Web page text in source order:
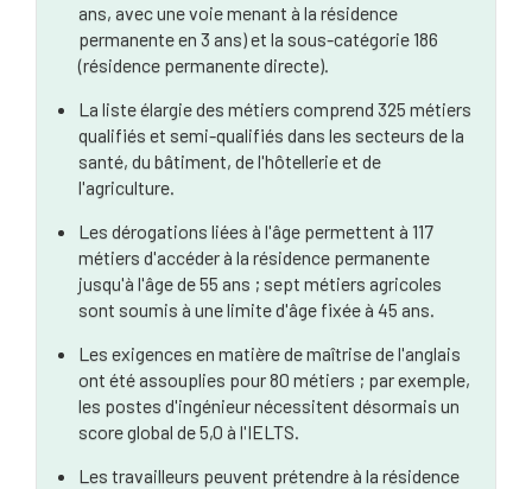
Voie d'accès à la résidence permanente
ans, avec une voie menant à la résidence
permanente en 3 ans) et la sous-catégorie 186
(résidence permanente directe).
La liste élargie des métiers comprend 325 métiers
qualifiés et semi-qualifiés dans les secteurs de la
santé, du bâtiment, de l'hôtellerie et de
l'agriculture.
Les dérogations liées à l'âge permettent à 117
métiers d'accéder à la résidence permanente
jusqu'à l'âge de 55 ans ; sept métiers agricoles
sont soumis à une limite d'âge fixée à 45 ans.
Les exigences en matière de maîtrise de l'anglais
ont été assouplies pour 80 métiers ; par exemple,
les postes d'ingénieur nécessitent désormais un
score global de 5,0 à l'IELTS.
Les travailleurs peuvent prétendre à la résidence